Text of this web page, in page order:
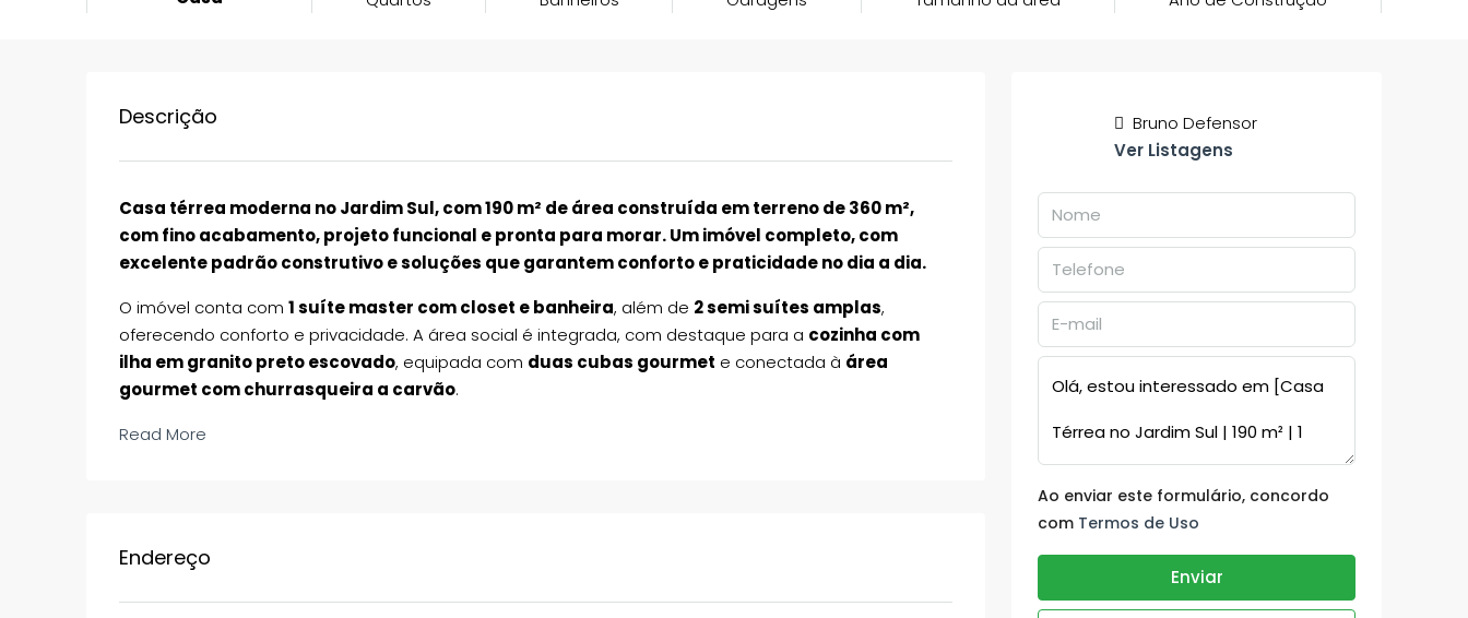
Descrição
Casa térrea moderna no Jardim Sul, com 190 m² de área construída em terreno de 360 m²,
com fino acabamento, projeto funcional e pronta para morar. Um imóvel completo, com
excelente padrão construtivo e soluções que garantem conforto e praticidade no dia a dia.
O imóvel conta com 1 suíte master com closet e banheira, além de 2 semi suítes amplas,
oferecendo conforto e privacidade. A área social é integrada, com destaque para a cozinha com
ilha em granito preto escovado, equipada com duas cubas gourmet e conectada à área
gourmet com churrasqueira a carvão.
Read More
Endereço
Bruno Defensor
Ver Listagens
Ao enviar este formulário, concordo
com Termos de Uso
Enviar